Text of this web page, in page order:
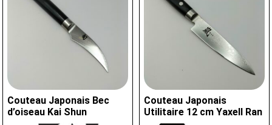
Couteau Japonais Bec
d’oiseau Kai Shun
Couteau Japonais
Utilitaire 12 cm Yaxell Ran